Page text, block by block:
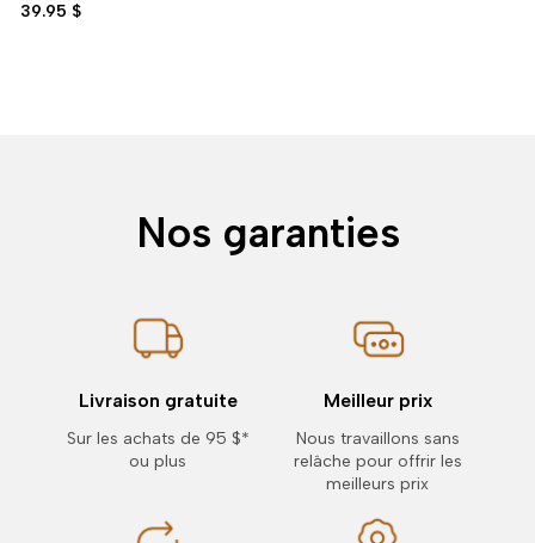
39.95 $
Nos garanties
Livraison gratuite
Sur les achats de 95 $*
ou plus
Meilleur prix
Nous travaillons sans
relâche pour offrir les
meilleurs prix